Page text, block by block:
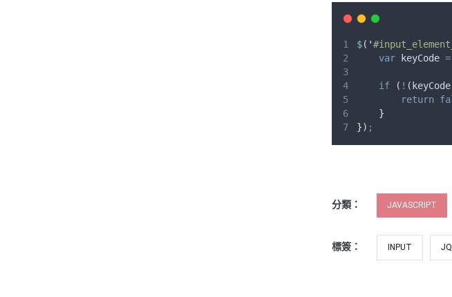
$( '
var
keyCode =
if ( ! ( keyCode
return
}
}) ;
分類： JAVASCRIPT
標簽： INPUT